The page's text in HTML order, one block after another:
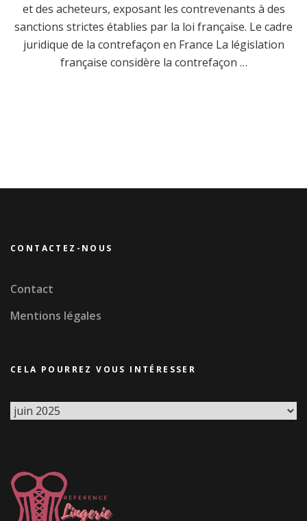
et des acheteurs, exposant les contrevenants à des
sanctions strictes établies par la loi française. Le cadre
juridique de la contrefaçon en France La législation
française considère la contrefaçon …
CONTACTEZ-NOUS
Contact
Mentions légales
CELA POURREZ VOUS INTÉRESSER
Cela